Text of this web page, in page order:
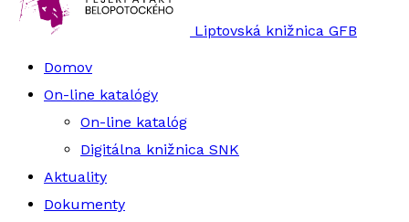
Liptovská knižnica GFB
Domov
On-line katalógy
On-line katalóg
Digitálna knižnica SNK
Aktuality
Dokumenty